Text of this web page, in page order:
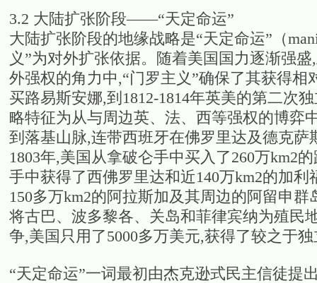
3.2 大陆扩张阶段——“天定命运”
大陆扩张阶段的地缘战略是“天定命运”（
义”为对外扩张依据。随着美国国力逐渐强
外强权的角力中,“门罗主义”确保了其获得
买路易斯安娜,到1812-1814年英美的第二次
略特征为从与周边英、法、西等强权的博弈
到落基山脉,连带西班牙在佛罗里达及德克
1803年,美国从拿破仑手中买入了260万km2
手中获得了西佛罗里达和近140万km2的加
150多万km2的阿拉斯加及其周边的阿留申
将古巴、波多黎各、关岛和菲律宾纳为殖民
争,美国只用了5000多万美元,获得了较之于
“天定命运”一词最初由杰克逊式民主信徒提